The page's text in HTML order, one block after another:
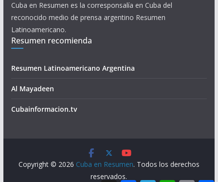
Cuba en Resumen es la corresponsalía en Cuba del
reconocido medio de prensa argentino Resumen
Latinoamericano.
Resumen recomienda
Resumen Latinoamericano Argentina
Al Mayadeen
Cubainformacion.tv
Copyright © 2026 Cuba en Resumen. Todos los derechos
reservados.